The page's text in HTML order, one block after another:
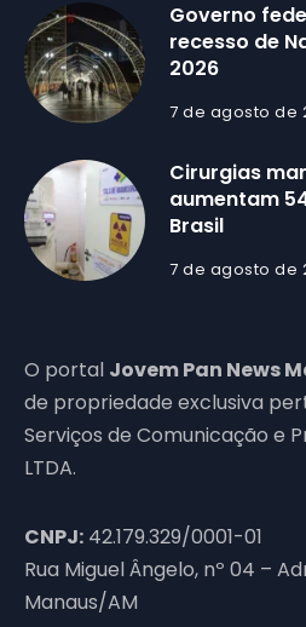
Governo
recesso de
2026
7 de agosto de
Cirurgias
aumentam
Brasil
7 de agosto de
O portal Jovem Pan News
de propriedade exclusiva
Serviços de Comunicação e
LTDA.
CNPJ: 42.179.329/0001-01
Rua Miguel Ângelo, nº 04 –
Manaus/AM